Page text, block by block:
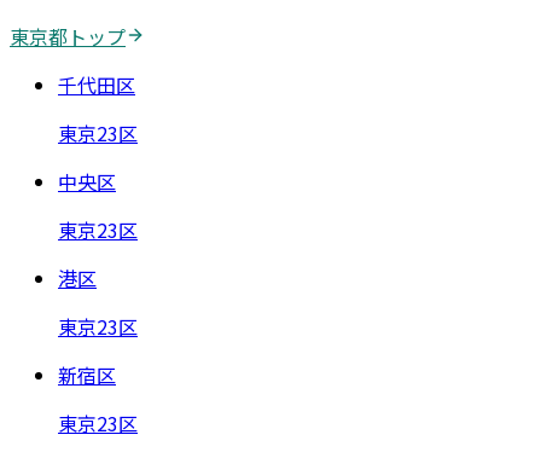
東京都 トップ
千代田区
東京23区
中央区
東京23区
港区
東京23区
新宿区
東京23区